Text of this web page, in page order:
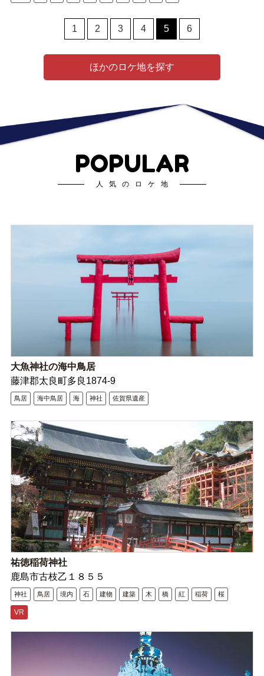
1 2 3 4 5 6
ほかのロケ地を探す
POPULAR
人気のロケ地
大魚神社の海中鳥居
藤津郡太良町多良1874-9
鳥居 海中鳥居 海 神社 佐賀県遺産
祐徳稲荷神社
鹿島市古枝乙１８５５
神社 鳥居 境内 石 建物 建築 木 橋 紅 稲荷 桜
VR